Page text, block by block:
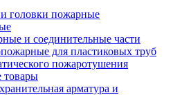
головки пожарные
и соединительные части
для пластиковых труб
пожаротушения
товары
арматура и